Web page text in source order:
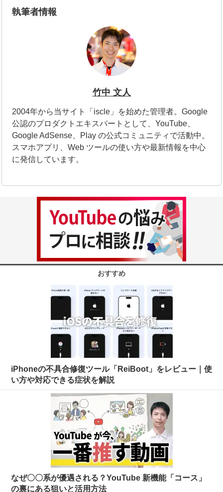
執筆者情報
竹中 文人
2004年から当サイト「iscle」を始めた管理者。Google
公認のプロダクトエキスパートとして、YouTube、
Google AdSense、Play の公式コミュニティで活動中。
スマホアプリ、Web ツールの使い方や最新情報を中心
に発信しています。
おすすめ
iPhoneの不具合修復ツール「ReiBoot」をレビュー｜使
い方や対応できる症状を解説
なぜ〇〇系が優遇される？YouTube 新機能「コース」
の裏にある狙いと活用方法